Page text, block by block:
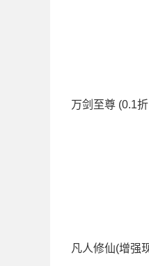
万剑至尊 (0.1折
凡人修仙(增强